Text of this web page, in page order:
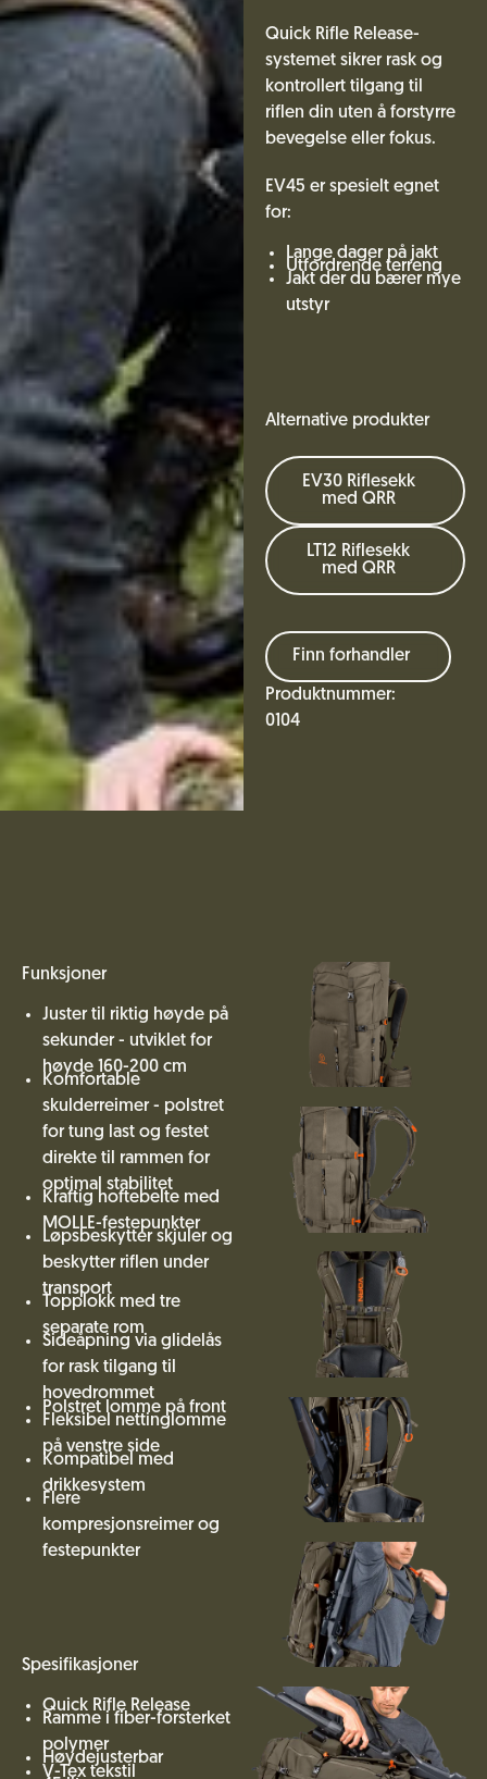
Quick Rifle Release-
systemet sikrer rask og
kontrollert tilgang til
riflen din uten å forstyrre
bevegelse eller fokus.
EV45 er spesielt egnet
for:
Lange dager på jakt
Utfordrende terreng
Jakt der du bærer mye
utstyr
Alternative produkter
EV30 Riflesekk
med QRR
LT12 Riflesekk
med QRR
Finn forhandler
Produktnummer:
0104
Funksjoner
Juster til riktig høyde på
sekunder - utviklet for
høyde 160-200 cm
Komfortable
skulderreimer - polstret
for tung last og festet
direkte til rammen for
optimal stabilitet
Kraftig hoftebelte med
MOLLE-festepunkter
Løpsbeskytter skjuler og
beskytter riflen under
transport
Topplokk med tre
separate rom
Sideåpning via glidelås
for rask tilgang til
hovedrommet
Polstret lomme på front
Fleksibel nettinglomme
på venstre side
Kompatibel med
drikkesystem
Flere
kompresjonsreimer og
festepunkter
Spesifikasjoner
Quick Rifle Release
Ramme i fiber-forsterket
polymer
Høydejusterbar
V-Tex tekstil